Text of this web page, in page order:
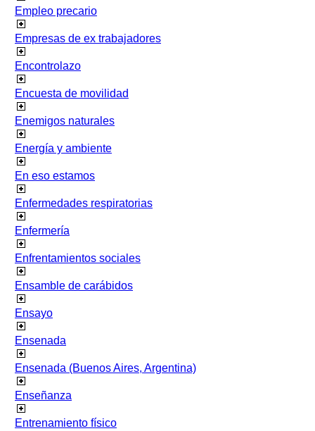
Empleo precario
Empresas de ex trabajadores
Encontrolazo
Encuesta de movilidad
Enemigos naturales
Energía y ambiente
En eso estamos
Enfermedades respiratorias
Enfermería
Enfrentamientos sociales
Ensamble de carábidos
Ensayo
Ensenada
Ensenada (Buenos Aires, Argentina)
Enseñanza
Entrenamiento físico